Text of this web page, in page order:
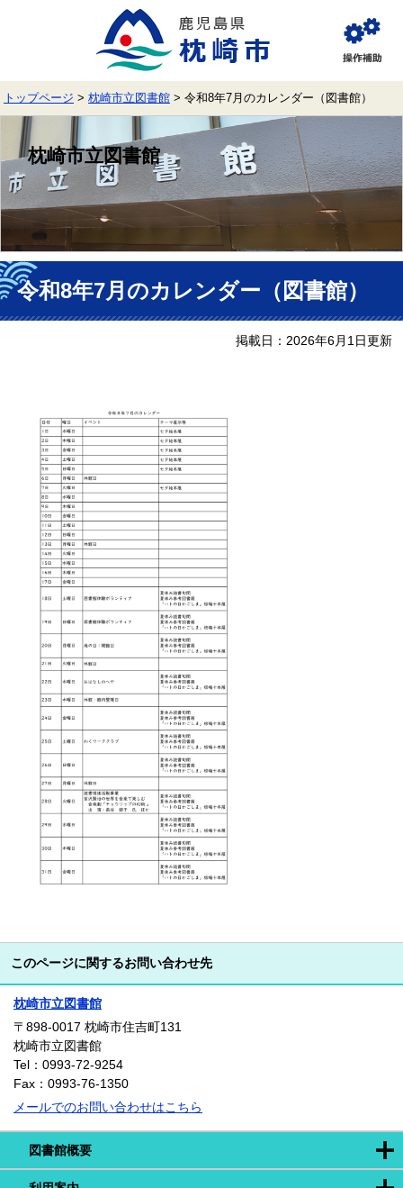
で
す。
ば
し
へ
覧
補
助
トップページ > 枕崎市立図書館 > 令和8年7月のカレンダー（図書館）
枕崎市立図書館
図書館概要
本
文 令和8年7月のカレンダー（図書館）
掲載日：2026年6月1日更新
このページに関するお問い合わせ先
枕崎市立図書館
〒898-0017 枕崎市住吉町131
枕崎市立図書館
Tel：0993-72-9254
Fax：0993-76-1350
メールでのお問い合わせはこちら